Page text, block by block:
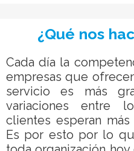
¿Qué nos
Cada día la
empresas que
servicio es más
variaciones entre
clientes esperan
Es por esto por lo